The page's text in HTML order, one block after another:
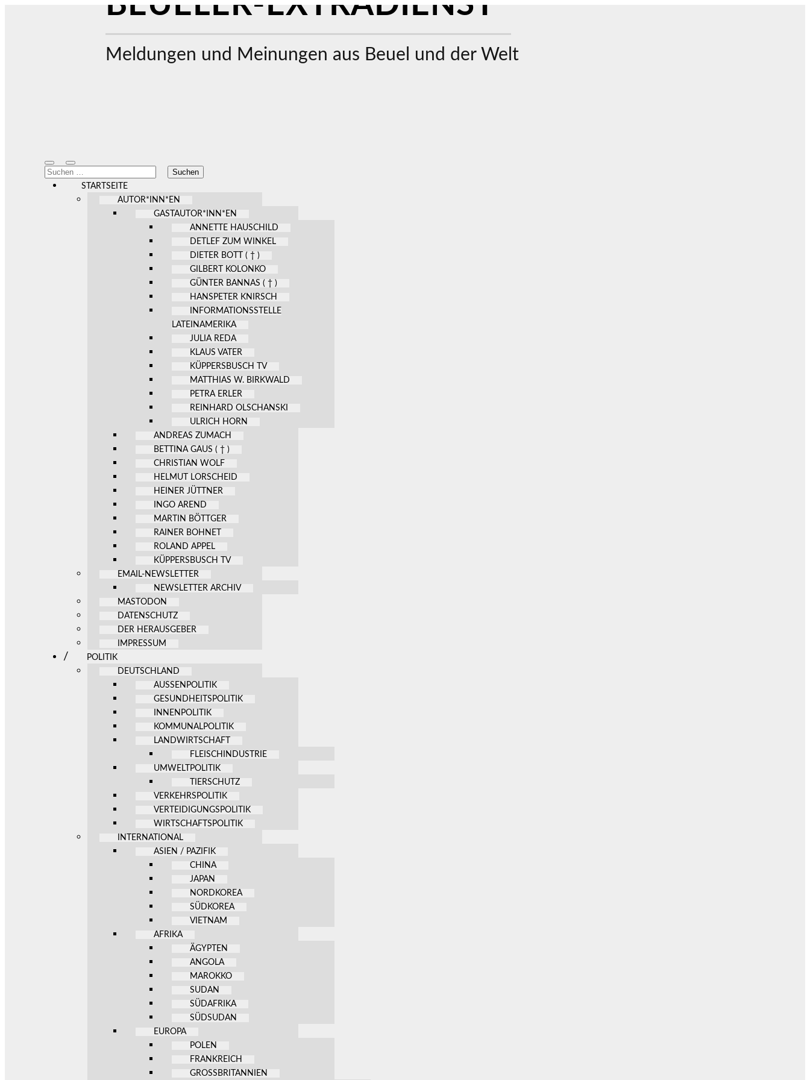
Meldungen und Meinungen aus Beuel und der Welt
Mobile-
Menü
ein-/ausblenden
Suchfeld
ein-/ausblenden
Suchen
nach:
STARTSEITE
AUTOR*INN*EN
GASTAUTOR*INN*EN
ANNETTE HAUSCHILD
DETLEF ZUM WINKEL
DIETER BOTT ( † )
GILBERT KOLONKO
GÜNTER BANNAS ( † )
HANSPETER KNIRSCH
INFORMATIONSSTELLE
LATEINAMERIKA
JULIA REDA
KLAUS VATER
KÜPPERSBUSCH TV
MATTHIAS W. BIRKWALD
PETRA ERLER
REINHARD OLSCHANSKI
ULRICH HORN
ANDREAS ZUMACH
BETTINA GAUS ( † )
CHRISTIAN WOLF
HELMUT LORSCHEID
HEINER JÜTTNER
INGO AREND
MARTIN BÖTTGER
RAINER BOHNET
ROLAND APPEL
KÜPPERSBUSCH TV
EMAIL-NEWSLETTER
NEWSLETTER ARCHIV
MASTODON
DATENSCHUTZ
DER HERAUSGEBER
IMPRESSUM
POLITIK
DEUTSCHLAND
AUSSENPOLITIK
GESUNDHEITSPOLITIK
INNENPOLITIK
KOMMUNALPOLITIK
LANDWIRTSCHAFT
FLEISCHINDUSTRIE
UMWELTPOLITIK
TIERSCHUTZ
VERKEHRSPOLITIK
VERTEIDIGUNGSPOLITIK
WIRTSCHAFTSPOLITIK
INTERNATIONAL
ASIEN / PAZIFIK
CHINA
JAPAN
NORDKOREA
SÜDKOREA
VIETNAM
AFRIKA
ÄGYPTEN
ANGOLA
MAROKKO
SUDAN
SÜDAFRIKA
SÜDSUDAN
EUROPA
POLEN
FRANKREICH
GROSSBRITANNIEN